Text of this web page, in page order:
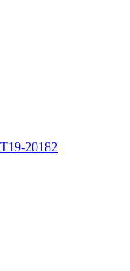
20182